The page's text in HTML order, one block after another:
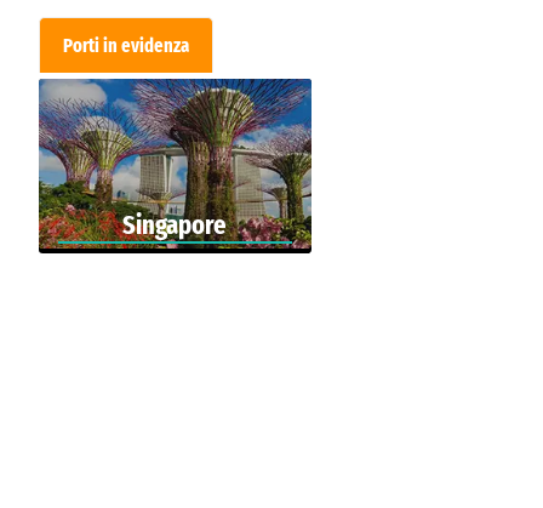
Porti in evidenza
Singapore